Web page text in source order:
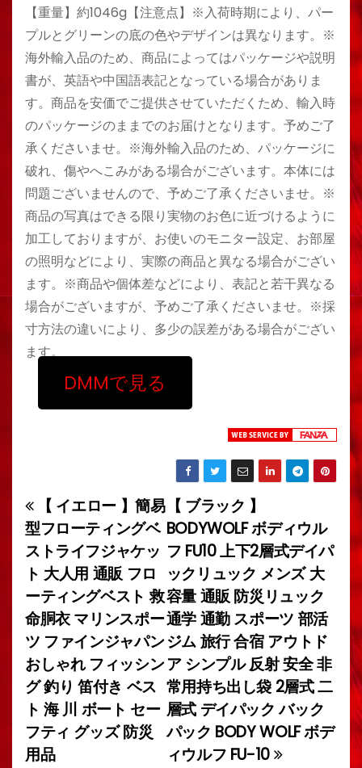
【重量】約1046g【注意点】※入荷時期により、パー
プルとグリーンの底の色やデザインは異なります。※
海外輸入品のため、商品によってはパッケージや説明
書が、英語や中国語表記となっている場合がありま
す。商品を安価でご提供させていただくため、輸入時
のパッケージのままでのお届けとなります。予めご了
承くださいませ。※海外輸入品のため、パッケージに
破れ、傷やへこみがある場合がございます。本体には
問題ございませんので、予めご了承くださいませ。※
商品の写真はできる限り実物のお色に近づけるように
加工しておりますが、お使いのモニター設定、お部屋
の照明などにより、実際の商品と異なる場合がござい
ます。※商品や個体差などにより、表記と若干異なる
場合がございますが、予めご了承くださいませ。※採
寸方法の違いにより、多少の誤差がある場合がござい
ます。
DMMで見る
投
稿
ナ
ビ
ゲ
ー
シ
ョ
【 ブラック 】
BODYWOLF ボディウル
フ FU10 上下2層式デイパ
ックリュック メンズ 大
容量 通販 防災リュック
通学 通勤 スポーツ 部活
ジム 旅行 合宿 アウトド
ア シンプル 反射 安全 非
常用持ち出し袋 2層式 二
層式 デイパック バック
パック BODY WOLF ボデ
ィウルフ FU-10
【 イエロー 】簡易
型フローティングベ
ストライフジャケッ
ト 大人用 通販 フロ
ーティングベスト 救
命胴衣 マリンスポー
ツ ファインジャパン
おしゃれ フィッシン
グ 釣り 笛付き ベス
ト 海 川 ボート セー
フティ グッズ 防災
用品